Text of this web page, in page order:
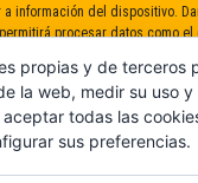
información del dispositivo.
procesar datos como el
negativamente a
propias y de terceros
la web, medir su uso
todas las
sus preferencias.